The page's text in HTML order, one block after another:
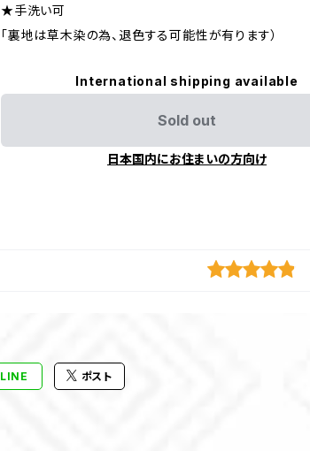
★手洗い可
「裏地は草木染の為、退色する可能性が有ります）
International shipping available
Sold out
日本国内にお住まいの方向け
LINE ポスト